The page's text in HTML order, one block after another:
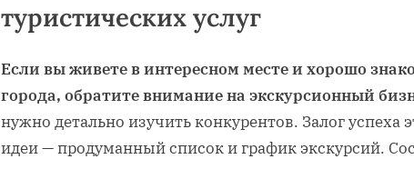
туристических услуг
Если вы живете в интересном месте и хорошо
города, обратите внимание на экскурсионный
нужно детально изучить конкурентов. Залог успеха
идеи — продуманный список и график экскурсий.